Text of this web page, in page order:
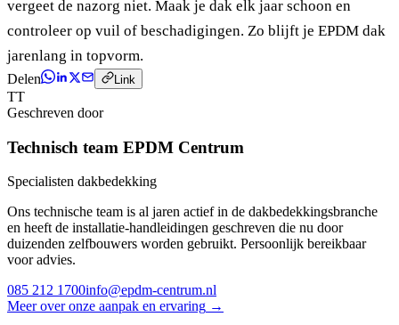
vergeet de nazorg niet. Maak je dak elk jaar schoon en
controleer op vuil of beschadigingen. Zo blijft je EPDM dak
jarenlang in topvorm.
Delen Link
TT
Geschreven door
Technisch team EPDM Centrum
Specialisten dakbedekking
Ons technische team is al jaren actief in de dakbedekkingsbranche
en heeft de installatie-handleidingen geschreven die nu door
duizenden zelfbouwers worden gebruikt. Persoonlijk bereikbaar
voor advies.
085 212 1700info@epdm-centrum.nl
Meer over onze aanpak en ervaring →